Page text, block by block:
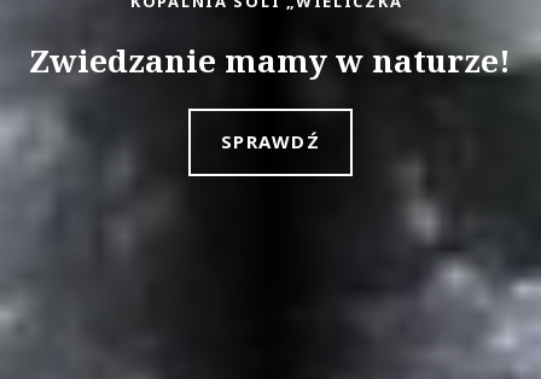
Zwiedzanie mamy w naturze!
SPRAWDŹ